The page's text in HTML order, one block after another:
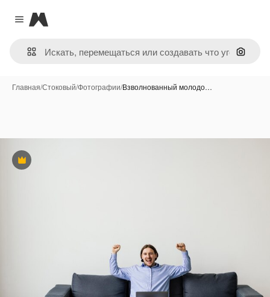
Close menu
Magnific
Поиск
Главная/Стоковый/Фотографии/Взволнованный молодо…
Премиум